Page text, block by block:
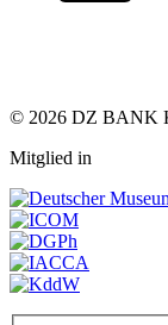
© 2026 DZ BANK
Mitglied in